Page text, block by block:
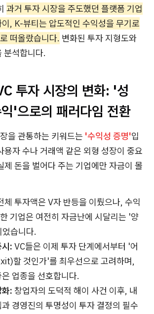
과거 투자 시장을 주도했던 플랫폼 기업
, K-뷰티는 압도적인 수익성을 무기로
떠올랐습니다. 변화된 투자 지형도와
분석합니다.
투자 시장의 변화: '성
'으로의 패러다임 전환
을 관통하는 키워드는 '수익성 증명'입
용자 수나 거래액 같은 외형 성장이 중요
제 돈을 벌어다 주는 기업에만 자금이 몰
체 투자액은 V자 반등을 이뤘으나, 수익
기업은 여전히 자금난에 시달리는 '양
습니다.
: VC들은 이제 투자 단계에서부터 '어
할 것인가'를 최우선으로 고려하며,
업종을 선호합니다.
: 창업자의 도덕적 해이 사건 이후, 내
경영진의 투명성이 투자 결정의 필수